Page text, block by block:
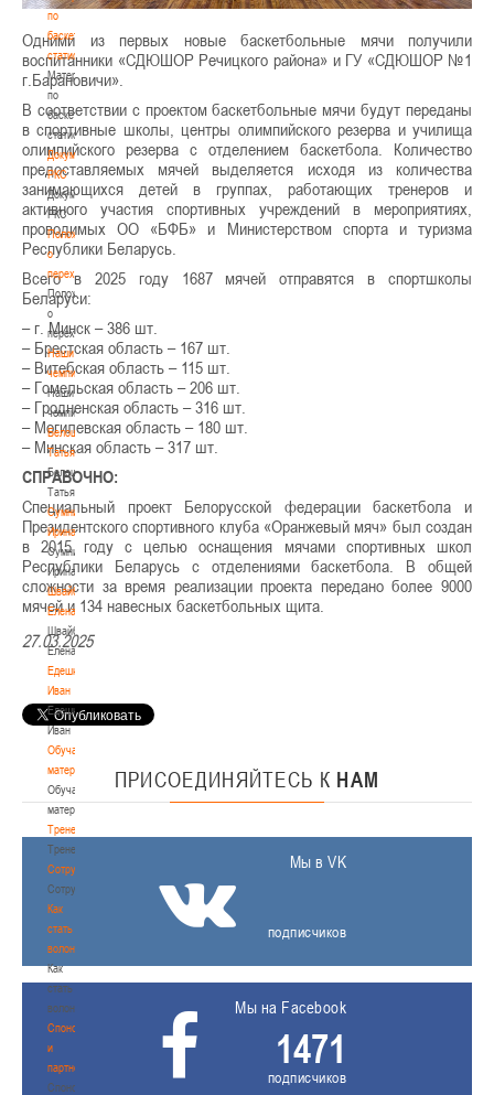
по
баскетбольной
статистике
Материалы
по
баскетбольной
статистике
Документы
РКС
Документы
РКС
Положение
о
переходах
Положение
о
переходах
Наши
чемпионы
Наши
чемпионы
Белошапко
Татьяна
Белошапко
Татьяна
Сумникова
Ирина
Сумникова
Ирина
Швайбович
Елена
Швайбович
Елена
Едешко
Иван
Едешко
Иван
Обучающие
материалы
Обучающие
материалы
Тренерам
Тренерам
Сотрудничество
Сотрудничество
Как
стать
волонтером
Как
стать
волонтером
Спонсоры
и
партнеры
Спонсоры
Одними из первых новые баскетбольные мячи получили
воспитанники «СДЮШОР Речицкого района» и ГУ «СДЮШОР №1
г.Барановичи».
В соответствии с проектом баскетбольные мячи будут переданы
в спортивные школы, центры олимпийского резерва и училища
олимпийского резерва с отделением баскетбола. Количество
предоставляемых мячей выделяется исходя из количества
занимающихся детей в группах, работающих тренеров и
активного участия спортивных учреждений в мероприятиях,
проводимых ОО «БФБ» и Министерством спорта и туризма
Республики Беларусь.
Всего в 2025 году 1687 мячей отправятся в спортшколы
Беларуси:
– г. Минск – 386 шт.
– Брестская область – 167 шт.
– Витебская область – 115 шт.
– Гомельская область – 206 шт.
– Гродненская область – 316 шт.
– Могилевская область – 180 шт.
– Минская область – 317 шт.
СПРАВОЧНО:
Специальный проект Белорусской федерации баскетбола и
Президентского спортивного клуба «Оранжевый мяч» был создан
в 2015 году с целью оснащения мячами спортивных школ
Республики Беларусь с отделениями баскетбола. В общей
сложности за время реализации проекта передано более 9000
мячей и 134 навесных баскетбольных щита.
27.03.2025
ПРИСОЕДИНЯЙТЕСЬ К НАМ
Мы в VK
подписчиков
Мы на Facebook
1471
подписчиков